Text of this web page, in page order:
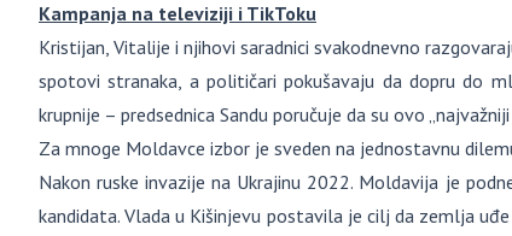
Kampanja na televiziji i TikToku
Kristijan, Vitalije i njihovi saradnici svakodnevno
spotovi stranaka, a političari pokušavaju da dopru do
krupnije – predsednica Sandu poručuje da su ovo
Za mnoge Moldavce izbor je sveden na jednostavnu
Nakon ruske invazije na Ukrajinu 2022. Moldavija je
kandidata. Vlada u Kišinjevu postavila je cilj da zemlja